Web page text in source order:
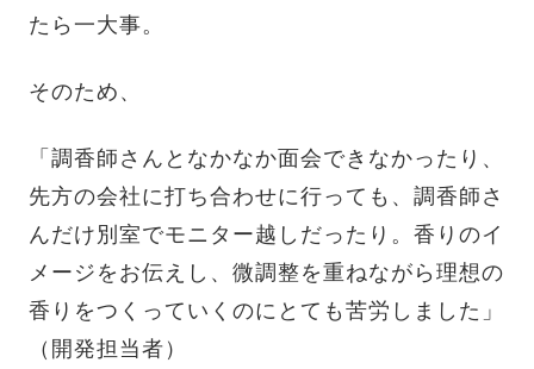
たら一大事。
そのため、
「調香師さんとなかなか面会できなかったり、
先方の会社に打ち合わせに行っても、調香師さ
んだけ別室でモニター越しだったり。香りのイ
メージをお伝えし、微調整を重ねながら理想の
香りをつくっていくのにとても苦労しました」
（開発担当者）